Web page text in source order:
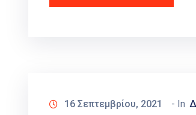
16 Σεπτεμβρίου, 2021 - In